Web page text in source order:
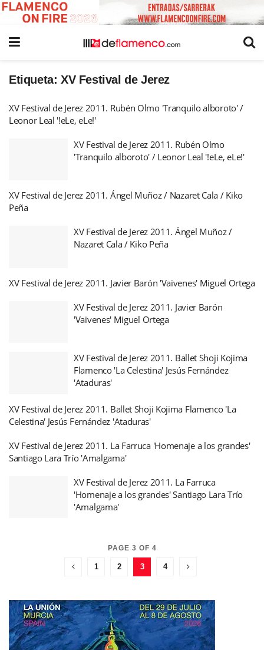
Etiqueta: XV Festival de Jerez
XV Festival de Jerez 2011. Rubén Olmo 'Tranquilo alboroto' /
Leonor Leal '!eLe, eLe!'
XV Festival de Jerez 2011. Rubén Olmo
'Tranquilo alboroto' / Leonor Leal '!eLe, eLe!'
XV Festival de Jerez 2011. Ángel Muñoz / Nazaret Cala / Kiko
Peña
XV Festival de Jerez 2011. Ángel Muñoz /
Nazaret Cala / Kiko Peña
XV Festival de Jerez 2011. Javier Barón 'Vaivenes' Miguel Ortega
XV Festival de Jerez 2011. Javier Barón
'Vaivenes' Miguel Ortega
XV Festival de Jerez 2011. Ballet Shoji Kojima
Flamenco 'La Celestina' Jesús Fernández
'Ataduras'
XV Festival de Jerez 2011. Ballet Shoji Kojima Flamenco 'La
Celestina' Jesús Fernández 'Ataduras'
XV Festival de Jerez 2011. La Farruca 'Homenaje a los grandes'
Santiago Lara Trío 'Amalgama'
XV Festival de Jerez 2011. La Farruca
'Homenaje a los grandes' Santiago Lara Trío
'Amalgama'
PAGE 3 OF 4
1 2 3 4